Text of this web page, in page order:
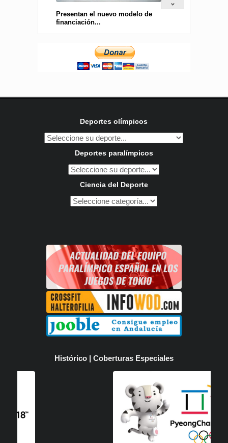
Presentan el nuevo modelo de
financiación...
Deportes olímpicos
Deportes paralímpicos
Ciencia del Deporte
Histórico | Coberturas Especiales